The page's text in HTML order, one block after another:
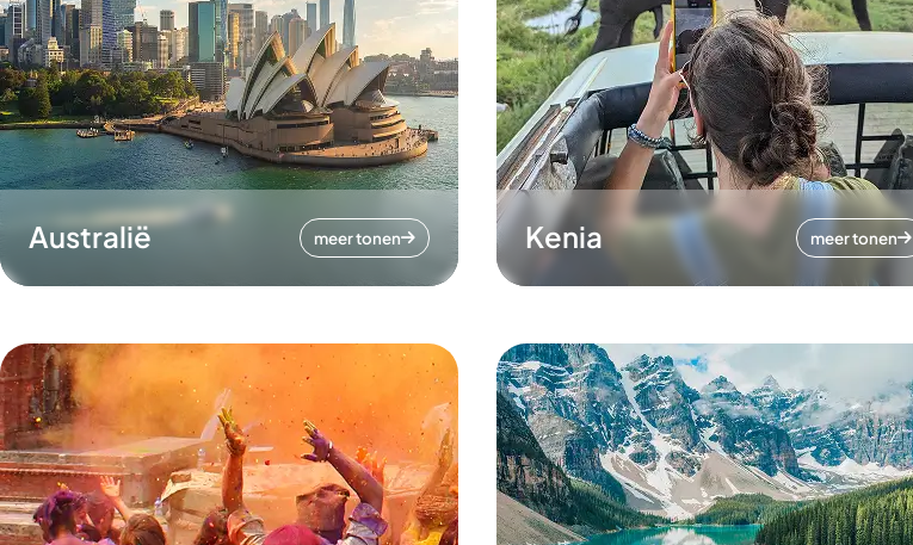
Australië meer tonen Kenia meer tonen